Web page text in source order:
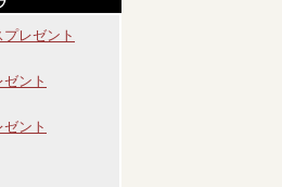
レゼント
ント
ント